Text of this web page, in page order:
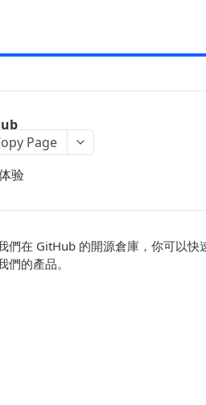
Page
验
們在 GitHub 的開源倉庫，你可以
們的產品。